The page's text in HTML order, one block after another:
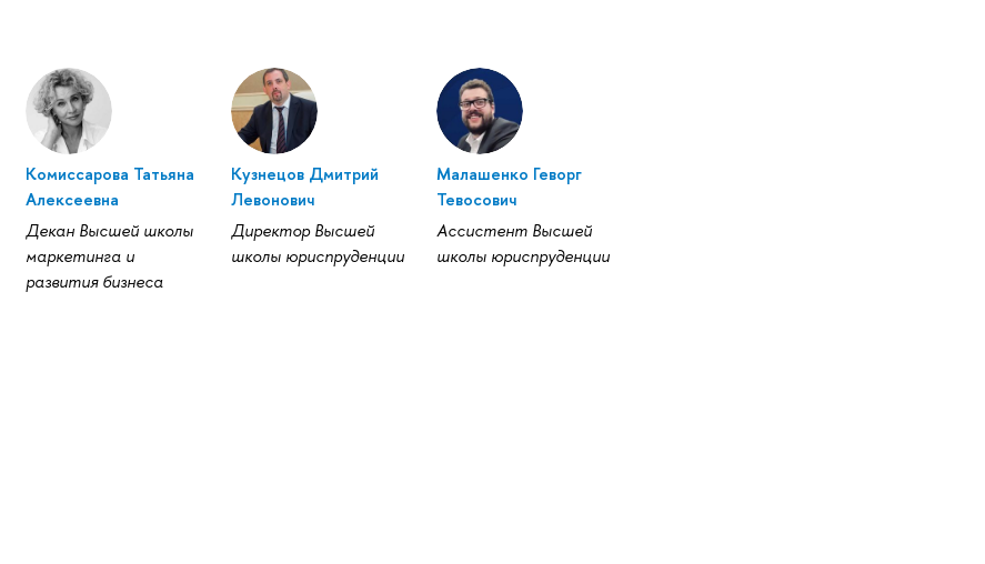
Комиссарова Татьяна
Алексеевна
Декан Высшей школы
маркетинга и
развития бизнеса
Кузнецов Дмитрий
Левонович
Директор Высшей
школы юриспруденции
Малашенко Геворг
Тевосович
Ассистент Высшей
школы юриспруденции